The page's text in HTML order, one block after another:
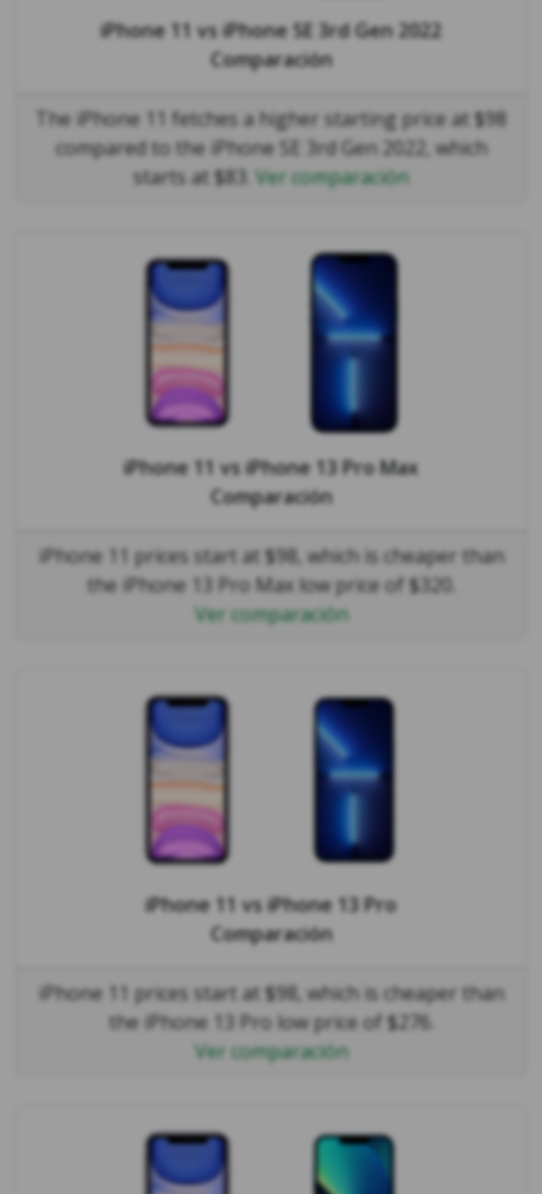
iPhone 11 vsiPhone SE 3rd Gen 2022
Comparación
The iPhone 11 fetches a higher starting price at $98
compared to the iPhone SE 3rd Gen 2022, which
starts at $83. Ver comparación
iPhone 11 vsiPhone 13 Pro Max
Comparación
iPhone 11 prices start at $98, which is cheaper than
the iPhone 13 Pro Max low price of $320.
Ver comparación
iPhone 11 vsiPhone 13 Pro
Comparación
iPhone 11 prices start at $98, which is cheaper than
the iPhone 13 Pro low price of $276.
Ver comparación